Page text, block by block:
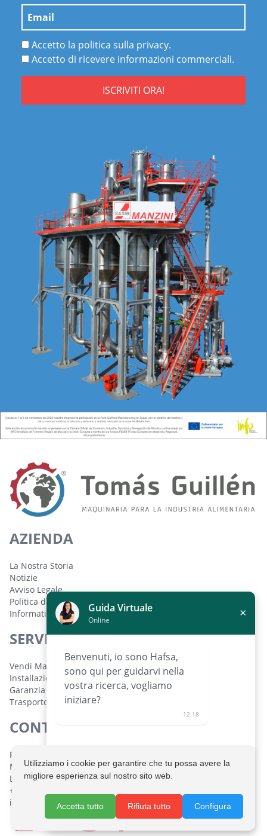
Accetto la politica sulla privacy.
Accetto di ricevere informazioni commerciali.
ISCRIVITI ORA!
AZIENDA
La Nostra Storia
Notizie
Avviso Legale
Politica dei Cookie
Informativa sulla Privacy
SERVIZI
Vendi Macchinari
Installazione e Configurazione
Garanzia
Trasporto
CONTATTO
Polígono Industrial de Lorquí Parcela 129 30564 Lorquí,
Murcia, España
Lunedì a venerdì: 08:30 - 14:00 h. 16:00 - 19:30 h.
+34 968 694 333
info@maquinariatomasguillen.com
Guida Virtuale
Online ×
Benvenuti, io sono Hafsa,
sono qui per guidarvi nella
vostra ricerca, vogliamo
iniziare?
12:18
Richiedi un aiuto personalizzato
Utilizziamo i cookie per garantire che tu possa avere la
migliore esperienza sul nostro sito web.
Accetta tutto Rifiuta tutto Configura